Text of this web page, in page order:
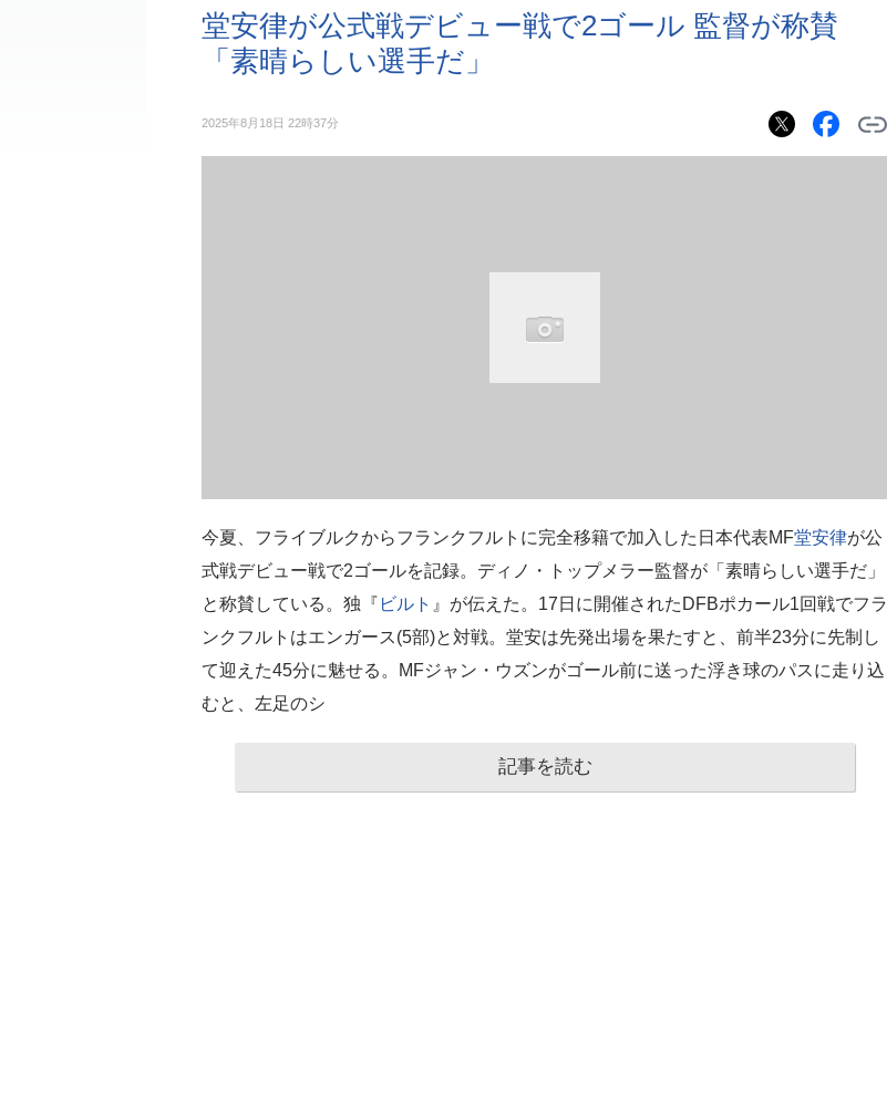
堂安律が公式戦デビュー戦で2ゴール 監督が称賛
「素晴らしい選手だ」
2025年8月18日 22時37分
今夏、フライブルクからフランクフルトに完全移籍で加入した日本代表MF堂安律が公
式戦デビュー戦で2ゴールを記録。ディノ・トップメラー監督が「素晴らしい選手だ」
と称賛している。独『 ビルト 』が伝えた。17日に開催されたDFBポカール1回戦でフラ
ンクフルトはエンガース(5部)と対戦。堂安は先発出場を果たすと、前半23分に先制し
て迎えた45分に魅せる。MFジャン・ウズンがゴール前に送った浮き球のパスに走り込
むと、左足のシ
記事を読む